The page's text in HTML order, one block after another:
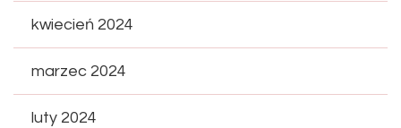
kwiecień 2024
marzec 2024
luty 2024